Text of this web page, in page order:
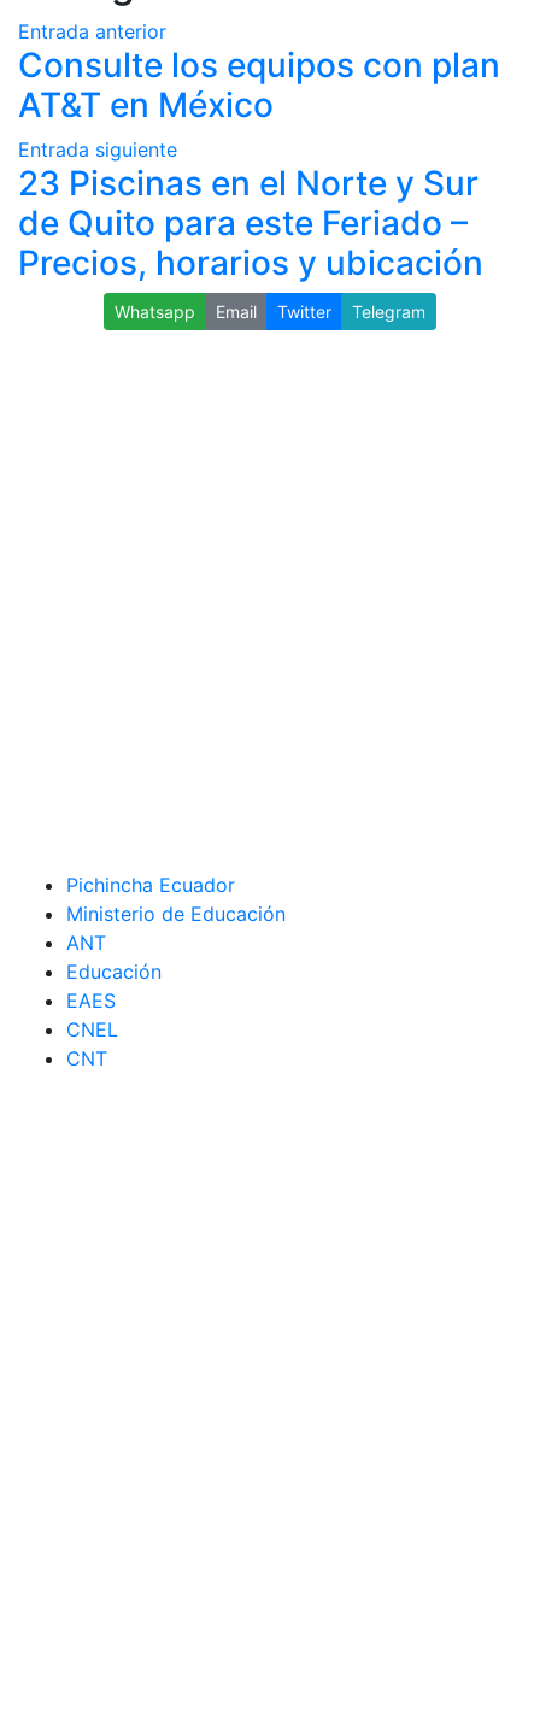
Entrada anterior
Consulte los equipos con plan
AT&T en México
Entrada siguiente
23 Piscinas en el Norte y Sur
de Quito para este Feriado –
Precios, horarios y ubicación
Whatsapp Email Twitter Telegram
Pichincha Ecuador
Ministerio de Educación
ANT
Educación
EAES
CNEL
CNT